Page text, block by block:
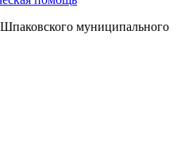
муниципального